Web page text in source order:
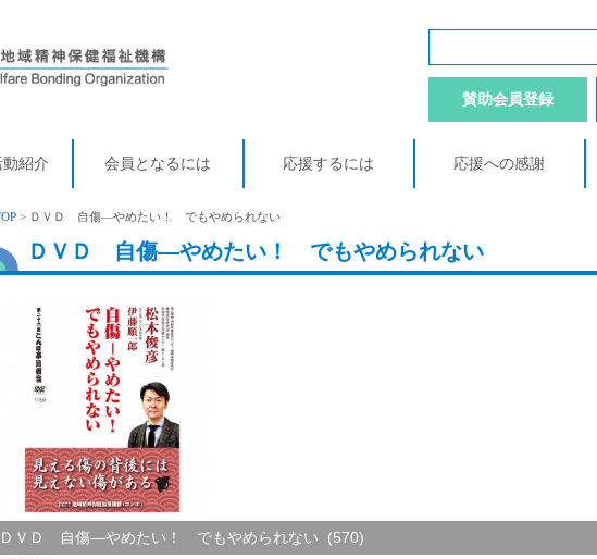
賛助会員登録
紹介 会員となるには 応援するには 応援への感謝
> ＤＶＤ 自傷―やめたい！ でもやめられない
ＤＶＤ 自傷―やめたい！ でもやめられない
ＶＤ 自傷―やめたい！ でもやめられない (570)